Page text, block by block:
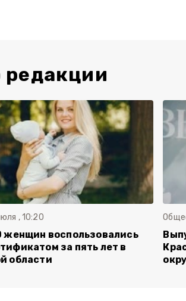
, 10:20
женщин воспользовались
за пять лет в
области